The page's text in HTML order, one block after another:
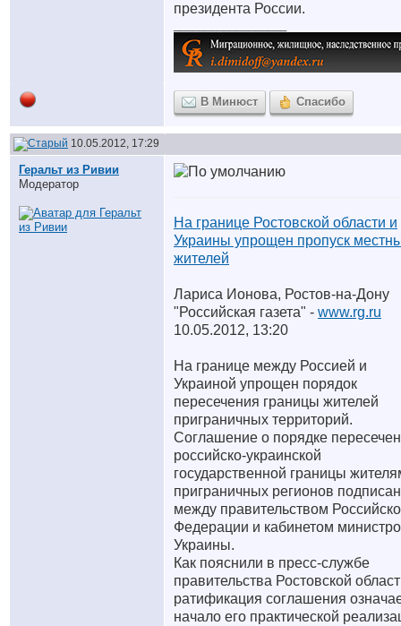
президента России.
В Минюст Спасибо
10.05.2012, 17:29
Геральт из Ривии
Модератор
На границе Ростовской области и
Украины упрощен пропуск
жителей
Лариса Ионова, Ростов-на-Дону
"Российская газета" - www.rg.ru
10.05.2012, 13:20
На границе между Россией и
Украиной упрощен порядок
пересечения границы жителей
приграничных территорий.
Соглашение о порядке
российско-украинской
государственной границы
приграничных регионов
между правительством
Федерации и кабинетом
Украины.
Как пояснили в пресс-службе
правительства Ростовской
ратификация соглашения
начало его практической